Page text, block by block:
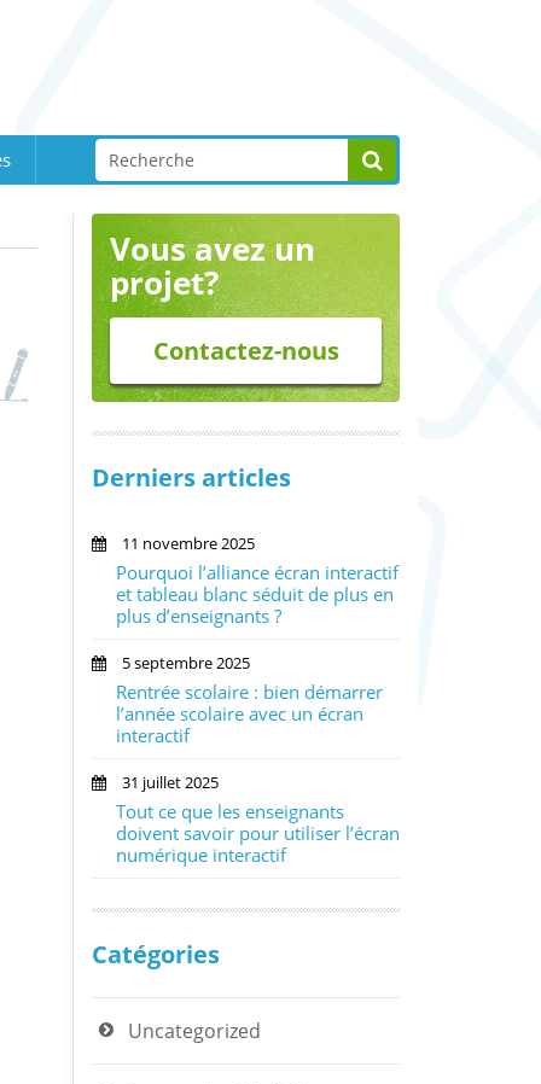
Vous avez un
projet?
Contactez-nous
Derniers articles
11 novembre 2025
Pourquoi l’alliance écran interactif
et tableau blanc séduit de plus en
plus d’enseignants ?
5 septembre 2025
Rentrée scolaire : bien démarrer
l’année scolaire avec un écran
interactif
31 juillet 2025
Tout ce que les enseignants
doivent savoir pour utiliser l’écran
numérique interactif
Catégories
Uncategorized